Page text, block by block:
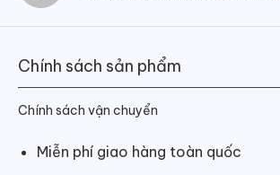
Chính sách sản phẩm
Chính sách vận chuyển
Miễn phí giao hàng toàn quốc